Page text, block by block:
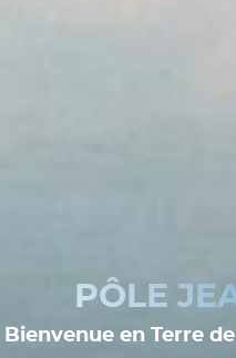
PÔLE
Bienvenue en Terre